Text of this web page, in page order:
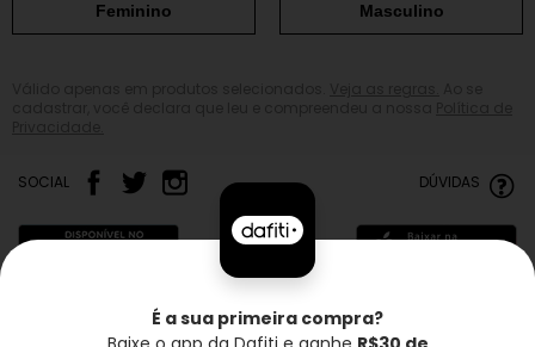
Feminino Masculino
SOCIAL DÚVIDAS
É a sua primeira compra?